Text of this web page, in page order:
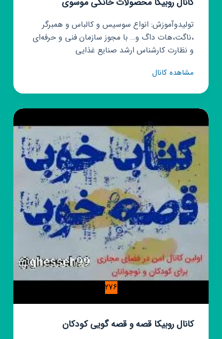
تولیدوآموزش: انواع سوسیس و کالباس و همبرگر
،ناگت،هات داگ و… با مجوز سازمان فنی و حرفه‌ای
و نظارت کارشناس ارشد صنایع غذایی
مشاهده کانالکانال
محصولات
خانگی
موسوی
276
کانال روبیکا قصه و قصه گویی کودکان